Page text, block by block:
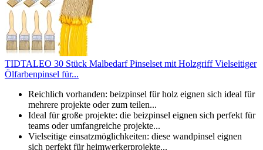
TIDTALEO 30 Stück Malbedarf Pinselset mit Holzgriff Vielseitiger
Ölfarbenpinsel für...
Reichlich vorhanden: beizpinsel für holz eignen sich ideal für
mehrere projekte oder zum teilen...
Ideal für große projekte: die beizpinsel eignen sich perfekt für
teams oder umfangreiche projekte...
Vielseitige einsatzmöglichkeiten: diese wandpinsel eignen
sich perfekt für heimwerkerprojekte...